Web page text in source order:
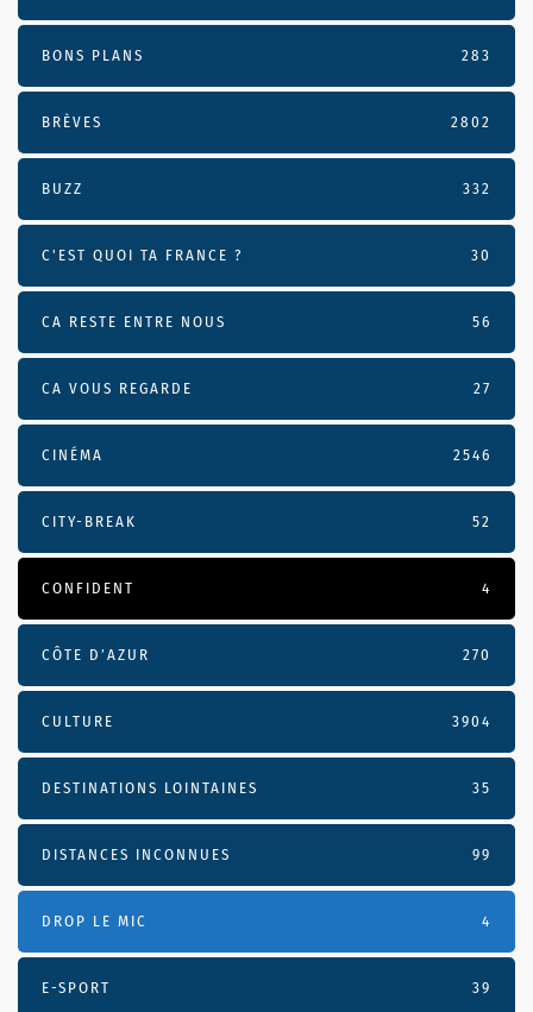
BONS PLANS 283
BRÈVES 2802
BUZZ 332
C'EST QUOI TA FRANCE ? 30
CA RESTE ENTRE NOUS 56
CA VOUS REGARDE 27
CINÉMA 2546
CITY-BREAK 52
CONFIDENT 4
CÔTE D’AZUR 270
CULTURE 3904
DESTINATIONS LOINTAINES 35
DISTANCES INCONNUES 99
DROP LE MIC 4
E-SPORT 39